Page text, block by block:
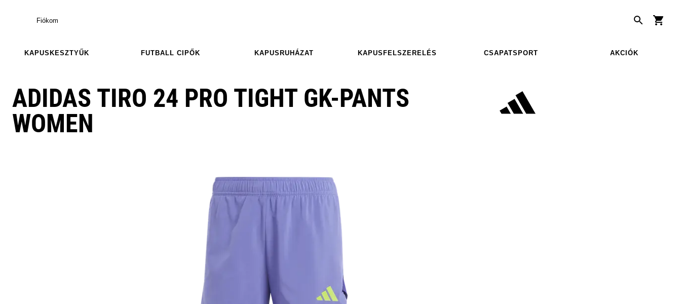
Fiókom
KAPUSKESZTYŰK FUTBALL CIPŐK KAPUSRUHÁZAT KAPUSFELSZERELÉS CSAPATSPORT AKCIÓK
ADIDAS TIRO 24 PRO TIGHT GK-PANTS
WOMEN